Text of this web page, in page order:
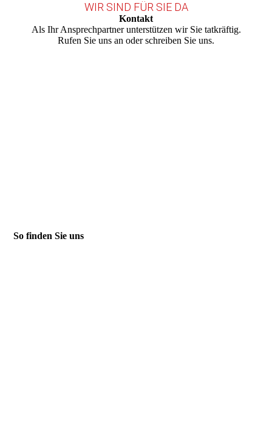
WIR SIND FÜR SIE DA
Kontakt
Als Ihr Ansprechpartner unterstützen wir Sie tatkräftig.
Rufen Sie uns an oder schreiben Sie uns.
So finden Sie uns